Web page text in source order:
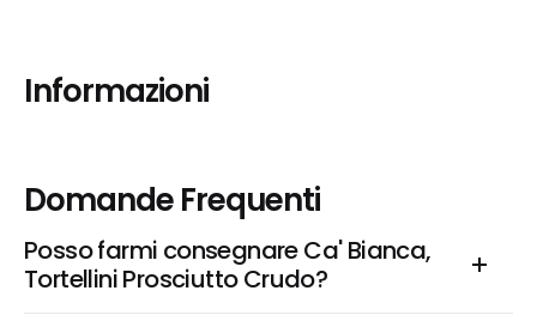
Informazioni
Domande Frequenti
Posso farmi consegnare Ca' Bianca,
Tortellini Prosciutto Crudo?